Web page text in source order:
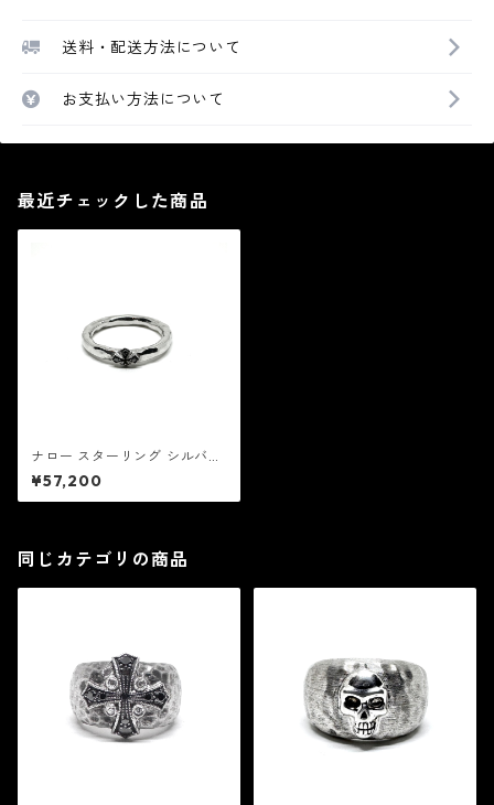
送料・配送方法について
お支払い方法について
最近チェックした商品
ナロー スターリング シルバー
ブラック ダイヤ マルチーズ ク
ロス リング：Rhonda Faber
Green ロンダ フェイバー グ
¥57,200
同じカテゴリの商品